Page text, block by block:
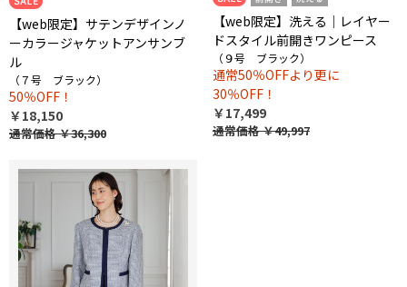
【web限定】サテンデザインノ
ーカラージャケットアンサンブ
ル
（７号 ブラック）
50％OFF！
￥18,150
通常価格￥36,300
【web限定】洗える｜レイヤー
ドスタイル前開きワンピース
（９号 ブラック）
通常50％OFFより更に
30％OFF！
￥17,499
通常価格￥49,997